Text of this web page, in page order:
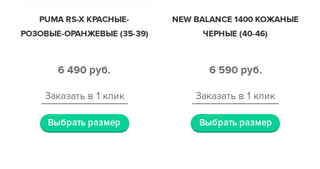
PUMA RS-X КРАСНЫЕ-
РОЗОВЫЕ-ОРАНЖЕВЫЕ (35-39)
6 490 руб.
Заказать в 1 клик
Выбрать размер
NEW BALANCE 1400 КОЖАНЫЕ
ЧЕРНЫЕ (40-46)
6 590 руб.
Заказать в 1 клик
Выбрать размер